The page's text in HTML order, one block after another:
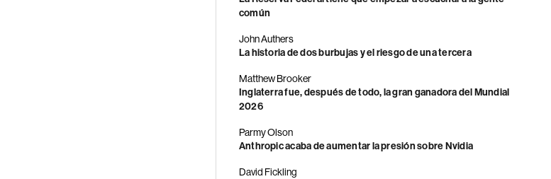
común
John Authers
La historia de dos burbujas y el riesgo de una tercera
Matthew Brooker
Inglaterra fue, después de todo, la gran ganadora del Mundial
2026
Parmy Olson
Anthropic acaba de aumentar la presión sobre Nvidia
David Fickling